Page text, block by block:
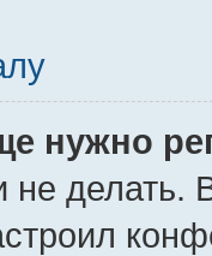
нужно
делать.